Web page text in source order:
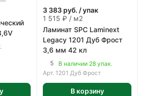
3 383 руб. / упак
1 515 ₽ / м2
Ламинат SPC Laminext
Legacy 1201 Дуб Фрост
3,6 мм 42 кл
5
В наличии 28 упак.
Арт. 1201 Дуб Фрост
В корзину